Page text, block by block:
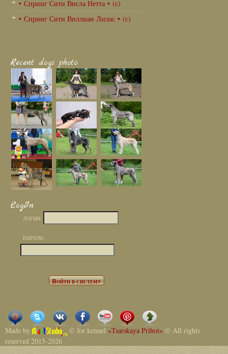
• Спринг Сити Висла Нетта • (с)
• Спринг Сити Виллиан Лилас • (с)
Recent dogs photo
LogIn
ЛОГИН:
ПАРОЛЬ:
Made by © for kennel «Tsarskaya Prihot» © All rights
reserved 2015-2026